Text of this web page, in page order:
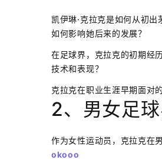
凯伊琳·克拉克是如何从初
如何影响她后来的发展？
在足球界，克拉克的初期经
技术和表现？
克拉克在职业生涯早期面对
2、男女足
作为女性运动员，克拉克在
okooo